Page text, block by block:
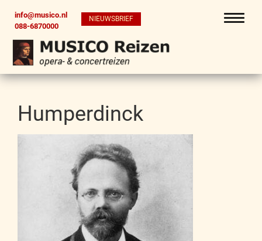
info@musico.nl
088-6870000
NIEUWSBRIEF
Humperdinck